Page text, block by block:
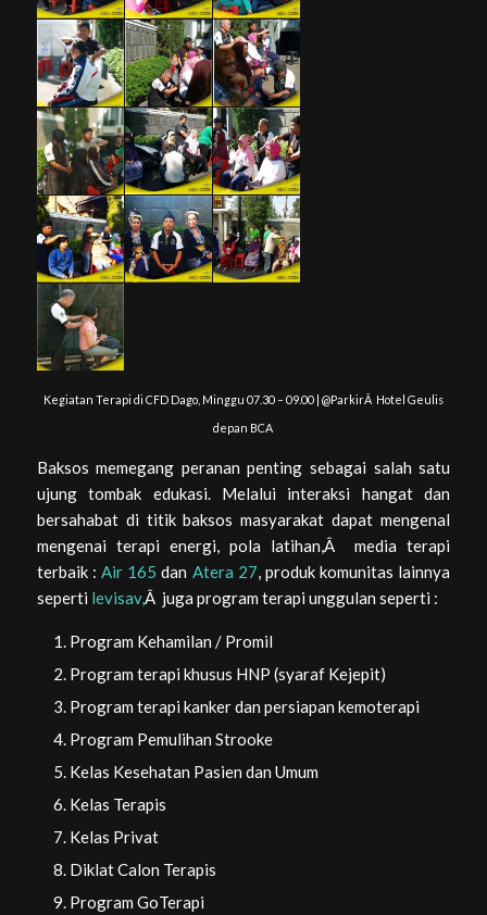
Kegiatan Terapi di CFD Dago, Minggu 07.30 – 09.00 | @ParkirÂ Hotel Geulis
depan BCA
Baksos memegang peranan penting sebagai salah satu
ujung tombak edukasi. Melalui interaksi hangat dan
bersahabat di titik baksos masyarakat dapat mengenal
mengenai terapi energi, pola latihan,Â media terapi
terbaik : Air 165 dan Atera 27, produk komunitas lainnya
seperti levisav,Â juga program terapi unggulan seperti :
Program Kehamilan / Promil
Program terapi khusus HNP (syaraf Kejepit)
Program terapi kanker dan persiapan kemoterapi
Program Pemulihan Strooke
Kelas Kesehatan Pasien dan Umum
Kelas Terapis
Kelas Privat
Diklat Calon Terapis
Program GoTerapi